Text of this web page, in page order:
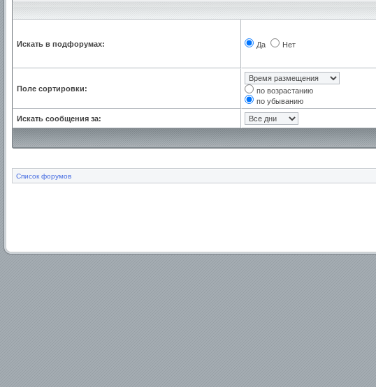
Искать в подфорумах: Да Нет
Поле сортировки:
по возрастанию
по убыванию
Искать сообщения за:
Список форумов